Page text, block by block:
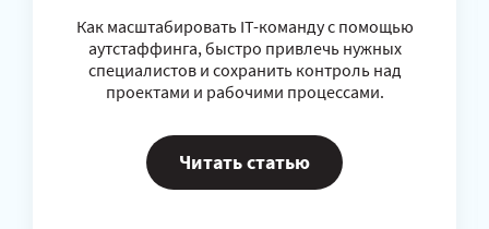
Как масштабировать IT-команду с помощью
аутстаффинга, быстро привлечь нужных
специалистов и сохранить контроль над
проектами и рабочими процессами.
Читать статью